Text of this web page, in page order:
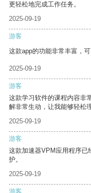
更轻松地完成工作任务。
2025-09-19
游客
这款app的功能非常丰富，
2025-09-19
游客
这款学习软件的课程内容非
解非常生动，让我能够轻松
2025-09-19
游客
这款加速器VPM应用程序已
护。
2025-09-19
游客